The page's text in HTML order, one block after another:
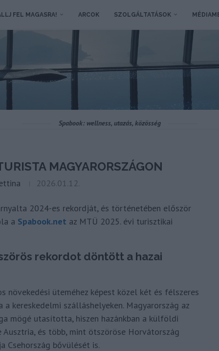
FEL MAGASRA! ARCOK SZOLGÁLTATÁSOK
Spabook: wellness, utazás, közösség
MAGYARORSZÁGON
2026.01.12.
2024-es rekordját, és történetében először
a Spabook.net az MTÜ 2025. évi turisztikai
rekordot döntött a hazai
növekedési üteméhez képest közel két és félszeres
kereskedelmi szálláshelyeken. Magyarország az
mögé utasította, hiszen hazánkban a külföldi
és több, mint ötszöröse Horvátország
Csehország bővülését is.